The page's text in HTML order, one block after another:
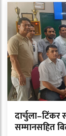
सम्मानसहित